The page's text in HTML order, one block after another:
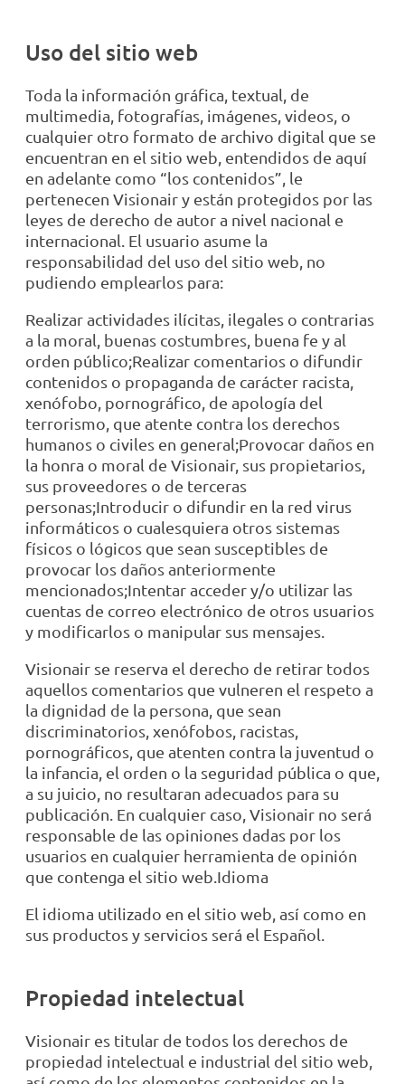
Uso del sitio web
Toda la información gráfica, textual, de
multimedia, fotografías, imágenes, videos, o
cualquier otro formato de archivo digital que se
encuentran en el sitio web, entendidos de aquí
en adelante como “los contenidos”, le
pertenecen Visionair y están protegidos por las
leyes de derecho de autor a nivel nacional e
internacional. El usuario asume la
responsabilidad del uso del sitio web, no
pudiendo emplearlos para:
Realizar actividades ilícitas, ilegales o contrarias
a la moral, buenas costumbres, buena fe y al
orden público;Realizar comentarios o difundir
contenidos o propaganda de carácter racista,
xenófobo, pornográfico, de apología del
terrorismo, que atente contra los derechos
humanos o civiles en general;Provocar daños en
la honra o moral de Visionair, sus propietarios,
sus proveedores o de terceras
personas;Introducir o difundir en la red virus
informáticos o cualesquiera otros sistemas
físicos o lógicos que sean susceptibles de
provocar los daños anteriormente
mencionados;Intentar acceder y/o utilizar las
cuentas de correo electrónico de otros usuarios
y modificarlos o manipular sus mensajes.
Visionair se reserva el derecho de retirar todos
aquellos comentarios que vulneren el respeto a
la dignidad de la persona, que sean
discriminatorios, xenófobos, racistas,
pornográficos, que atenten contra la juventud o
la infancia, el orden o la seguridad pública o que,
a su juicio, no resultaran adecuados para su
publicación. En cualquier caso, Visionair no será
responsable de las opiniones dadas por los
usuarios en cualquier herramienta de opinión
que contenga el sitio web.Idioma
El idioma utilizado en el sitio web, así como en
sus productos y servicios será el Español.
Propiedad intelectual
Visionair es titular de todos los derechos de
propiedad intelectual e industrial del sitio web,